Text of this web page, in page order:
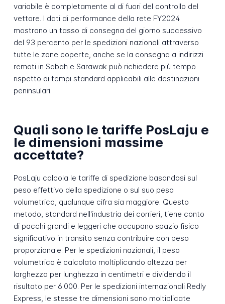
variabile è completamente al di fuori del controllo del
vettore. I dati di performance della rete FY2024
mostrano un tasso di consegna del giorno successivo
del 93 percento per le spedizioni nazionali attraverso
tutte le zone coperte, anche se la consegna a indirizzi
remoti in Sabah e Sarawak può richiedere più tempo
rispetto ai tempi standard applicabili alle destinazioni
peninsulari.
Quali sono le tariffe PosLaju e
le dimensioni massime
accettate?
PosLaju calcola le tariffe di spedizione basandosi sul
peso effettivo della spedizione o sul suo peso
volumetrico, qualunque cifra sia maggiore. Questo
metodo, standard nell'industria dei corrieri, tiene conto
di pacchi grandi e leggeri che occupano spazio fisico
significativo in transito senza contribuire con peso
proporzionale. Per le spedizioni nazionali, il peso
volumetrico è calcolato moltiplicando altezza per
larghezza per lunghezza in centimetri e dividendo il
risultato per 6.000. Per le spedizioni internazionali Redly
Express, le stesse tre dimensioni sono moltiplicate